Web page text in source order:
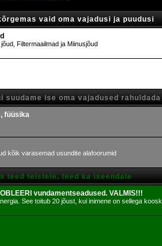
vaid oma vajadusi ja puudusi
Filtermaailmad ja Miinusjõud
suudame ise oma vajadused rahuldada
füüsika
kõik varasemad usundite alafoorumid
teed teistele, teed ka iseendale
vundamentseadused. VALMIS!!!
See toitub 20 jõust, kui inimene on sellega